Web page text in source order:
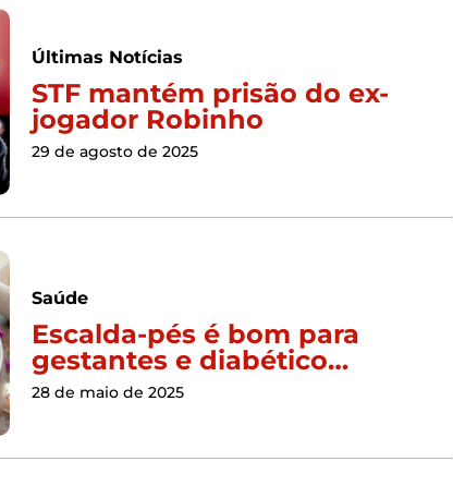
Últimas Notícias
STF mantém prisão do ex-
jogador Robinho
29 de agosto de 2025
Saúde
Escalda-pés é bom para
gestantes e diabético…
28 de maio de 2025